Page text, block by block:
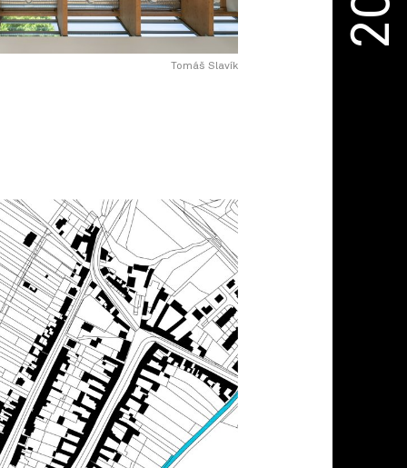
Tomáš Slavík